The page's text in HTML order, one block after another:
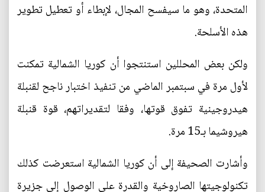
المتحدة، وهو ما سيفسح المجال، لإبطاء أو تعطيل تطوير
هذه الأسلحة.
ولكن بعض المحللين استنتجوا أن كوريا الشمالية تمكنت
لأول مرة في سبتمبر الماضي من تنفيذ اختبار ناجح لقنبلة
هيدروجينية تفوق قوتها، وفقا لتقديراتهم، قوة قنبلة
هيروشيما بـ15 مرة.
وأشارت الصحيفة إلى أن كوريا الشمالية استعرضت كذلك
تكنولوجيتها الصاروخية والقدرة على الوصول إلى جزيرة